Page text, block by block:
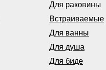
Встраиваемые
Для биде
Для ванны
Для душа
Для раковины